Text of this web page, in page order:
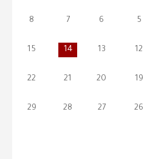
5
6
7
8
12
13
14
15
19
20
21
22
26
27
28
29